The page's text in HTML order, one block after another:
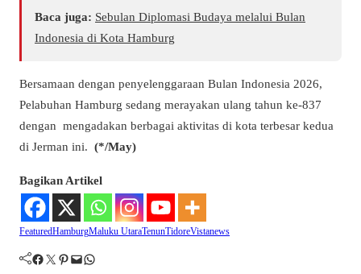
Baca juga: Sebulan Diplomasi Budaya melalui Bulan
Indonesia di Kota Hamburg
Bersamaan dengan penyelenggaraan Bulan Indonesia 2026,
Pelabuhan Hamburg sedang merayakan ulang tahun ke-837
dengan mengadakan berbagai aktivitas di kota terbesar kedua
di Jerman ini. (*/May)
Bagikan Artikel
FeaturedHamburgMaluku UtaraTenunTidoreVistanews
Facebook Twitter Pinterest Mail WhatsApp